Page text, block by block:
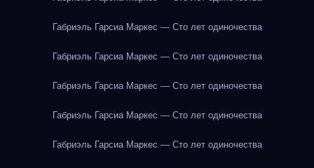
Габриэль Гарсиа Маркес — Сто лет одиночества
Габриэль Гарсиа Маркес — Сто лет одиночества
Габриэль Гарсиа Маркес — Сто лет одиночества
Габриэль Гарсиа Маркес — Сто лет одиночества
Габриэль Гарсиа Маркес — Сто лет одиночества